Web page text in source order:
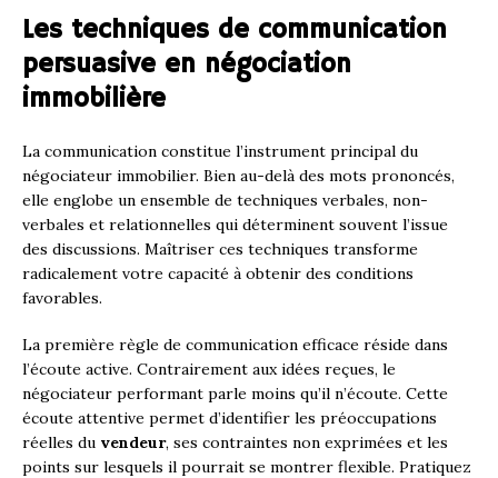
Les techniques de communication
persuasive en négociation
immobilière
La communication constitue l’instrument principal du
négociateur immobilier. Bien au-delà des mots prononcés,
elle englobe un ensemble de techniques verbales, non-
verbales et relationnelles qui déterminent souvent l’issue
des discussions. Maîtriser ces techniques transforme
radicalement votre capacité à obtenir des conditions
favorables.
La première règle de communication efficace réside dans
l’écoute active. Contrairement aux idées reçues, le
négociateur performant parle moins qu’il n’écoute. Cette
écoute attentive permet d’identifier les préoccupations
réelles du vendeur, ses contraintes non exprimées et les
points sur lesquels il pourrait se montrer flexible. Pratiquez